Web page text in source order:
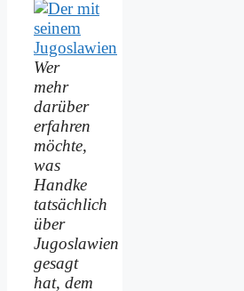
Wer
mehr
darüber
erfahren
möchte,
was
Handke
tatsächlich
über
Jugoslawien
gesagt
hat, dem